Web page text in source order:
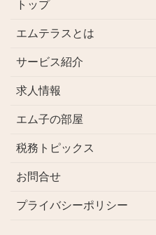
トップ
エムテラスとは
サービス紹介
求人情報
エム子の部屋
税務トピックス
お問合せ
プライバシーポリシー